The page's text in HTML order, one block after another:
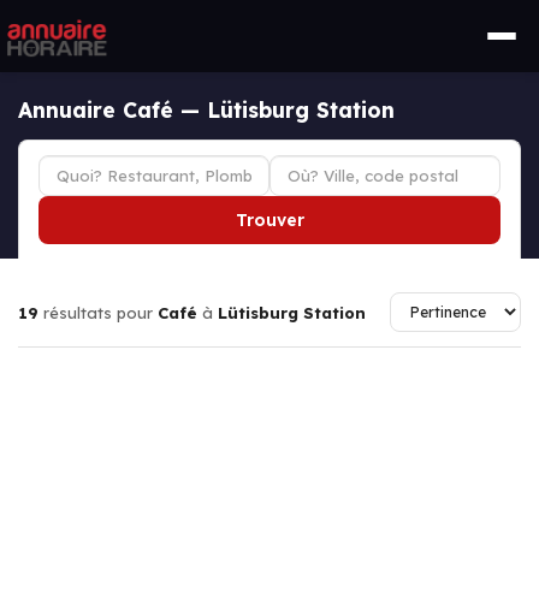
Annuaire Café — Lütisburg Station
Trouver
19 résultats pour Café à Lütisburg Station